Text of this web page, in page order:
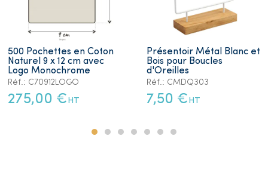
500 Pochettes en Coton
Naturel 9 x 12 cm avec
Logo Monochrome
Réf.: C70912LOGO
275,00 € HT
Présentoir Métal Blanc et
Bois pour Boucles
d'Oreilles
Réf.: CMDQ303
7,50 € HT